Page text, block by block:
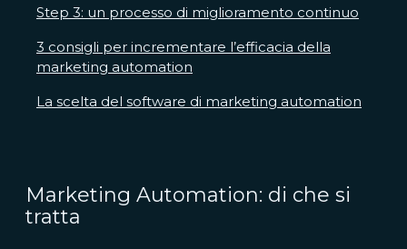
Step 3: un processo di miglioramento continuo
3 consigli per incrementare l’efficacia della
marketing automation
La scelta del software di marketing automation
Marketing Automation: di che si
tratta